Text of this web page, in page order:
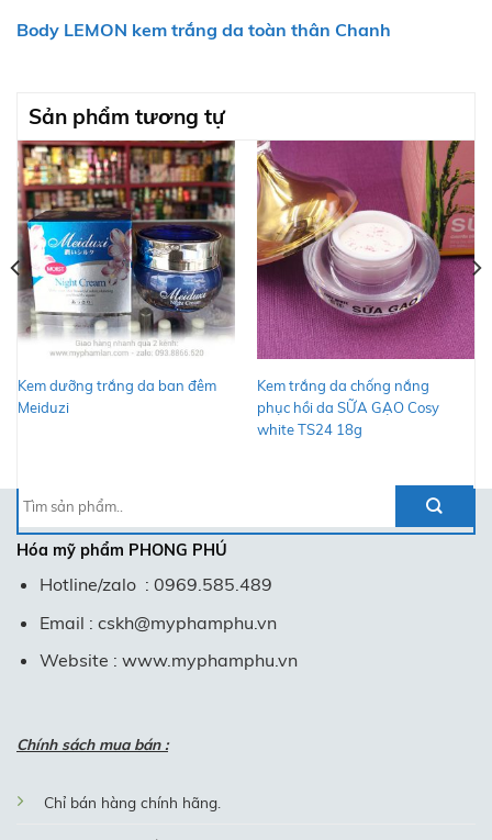
Body LEMON kem trắng da toàn thân Chanh
Sản phẩm tương tự
Kem dưỡng trắng da ban đêm
Meiduzi
Kem trắng da chống nắng
phục hồi da SỮA GẠO Cosy
white TS24 18g
Tìm
kiếm:
Hóa mỹ phẩm PHONG PHÚ
Hotline/zalo : 0969.585.489
Email : cskh@myphamphu.vn
Website : www.myphamphu.vn
Chính sách mua bán :
Chỉ bán hàng chính hãng.